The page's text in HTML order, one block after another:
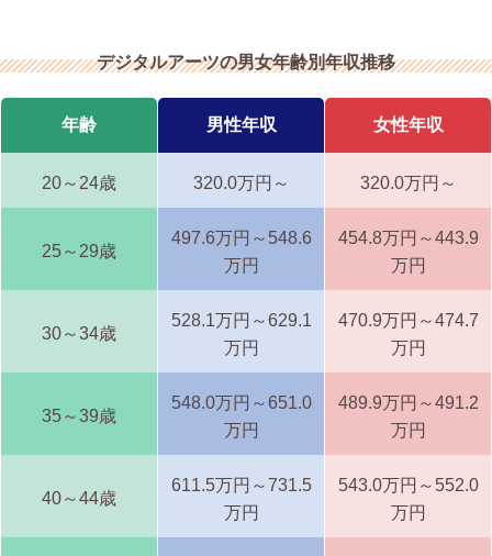
デジタルアーツの男女年齢別年収推移
年齢 男性年収 女性年収
20～24歳 320.0万円～ 320.0万円～
25～29歳
497.6万円～548.6
万円
454.8万円～443.9
万円
30～34歳
528.1万円～629.1
万円
470.9万円～474.7
万円
35～39歳
548.0万円～651.0
万円
489.9万円～491.2
万円
40～44歳
611.5万円～731.5
万円
543.0万円～552.0
万円